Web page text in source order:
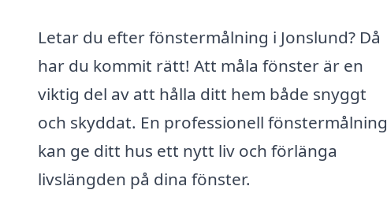
Letar du efter fönstermålning i Jonslund? Då
har du kommit rätt! Att måla fönster är en
viktig del av att hålla ditt hem både snyggt
och skyddat. En professionell fönstermålning
kan ge ditt hus ett nytt liv och förlänga
livslängden på dina fönster.